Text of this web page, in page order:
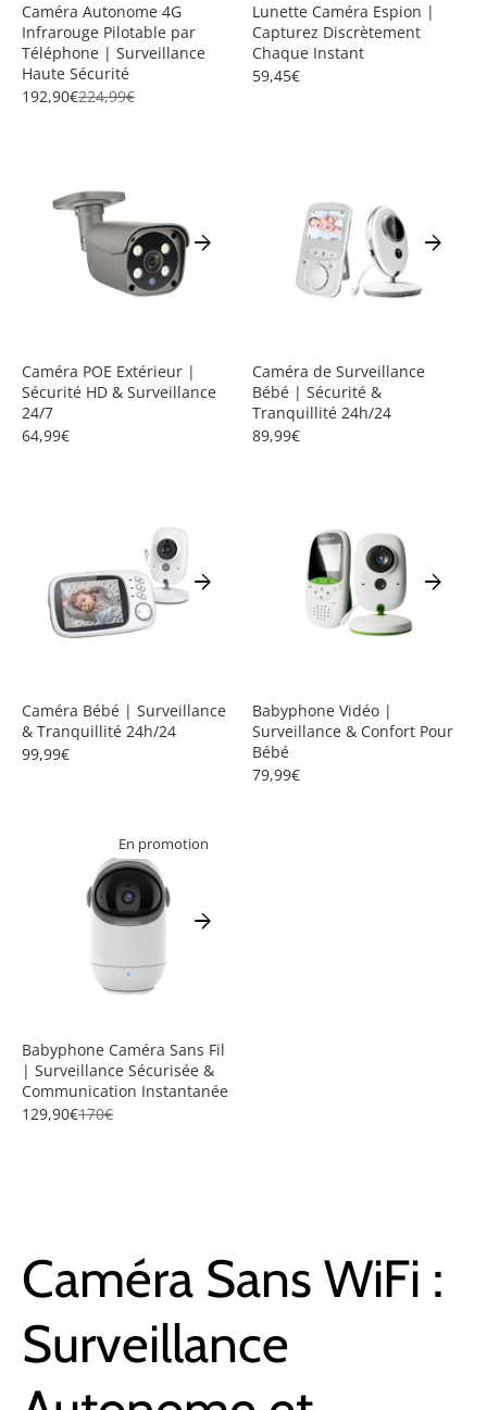
Caméra Autonome 4G
Infrarouge Pilotable par
Téléphone | Surveillance
Haute Sécurité
192,90€224,99€
Lunette Caméra Espion |
Capturez Discrètement
Chaque Instant
59,45€
arrow_forward
Caméra POE Extérieur |
Sécurité HD & Surveillance
24/7
64,99€
arrow_forward
Caméra de Surveillance
Bébé | Sécurité &
Tranquillité 24h/24
89,99€
arrow_forward
Caméra Bébé | Surveillance
& Tranquillité 24h/24
99,99€
arrow_forward
Babyphone Vidéo |
Surveillance & Confort Pour
Bébé
79,99€
arrow_forward
En promotion
Babyphone Caméra Sans Fil
| Surveillance Sécurisée &
Communication Instantanée
129,90€170€
Caméra Sans WiFi :
Surveillance